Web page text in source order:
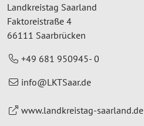
Landkreistag Saarland
Faktoreistraße 4
66111 Saarbrücken
+49 681 950945- 0
info@LKTSaar.de
www.landkreistag-saarland.de